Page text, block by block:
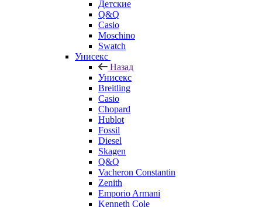
Детские
Q&Q
Casio
Moschino
Swatch
Унисекс
Назад
Унисекс
Breitling
Casio
Chopard
Hublot
Fossil
Diesel
Skagen
Q&Q
Vacheron Constantin
Zenith
Emporio Armani
Kenneth Cole